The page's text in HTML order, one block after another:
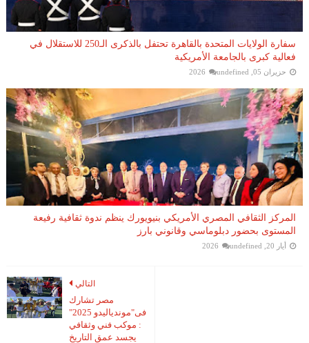
سفارة الولايات المتحدة بالقاهرة تحتفل بالذكرى الـ250 للاستقلال في
فعالية كبرى بالجامعة الأمريكية
حزيران 05, 2026 undefined
المركز الثقافي المصري الأمريكي بنيويورك ينظم ندوة ثقافية رفيعة
المستوى بحضور دبلوماسي وقانوني بارز
أيار 20, 2026 undefined
التالي
مصر تشارك
فى"موندياليدو 2025"
: موكب فني وثقافي
يجسد عمق التاريخ